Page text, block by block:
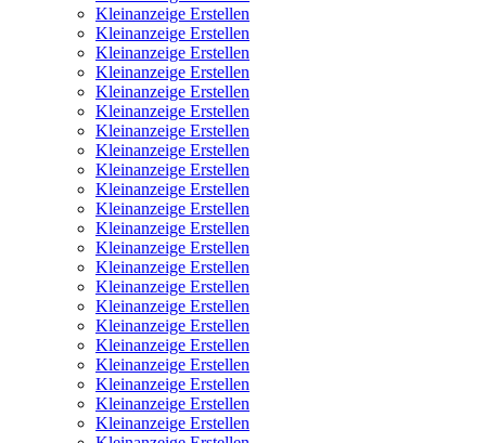
Kleinanzeige Erstellen
Kleinanzeige Erstellen
Kleinanzeige Erstellen
Kleinanzeige Erstellen
Kleinanzeige Erstellen
Kleinanzeige Erstellen
Kleinanzeige Erstellen
Kleinanzeige Erstellen
Kleinanzeige Erstellen
Kleinanzeige Erstellen
Kleinanzeige Erstellen
Kleinanzeige Erstellen
Kleinanzeige Erstellen
Kleinanzeige Erstellen
Kleinanzeige Erstellen
Kleinanzeige Erstellen
Kleinanzeige Erstellen
Kleinanzeige Erstellen
Kleinanzeige Erstellen
Kleinanzeige Erstellen
Kleinanzeige Erstellen
Kleinanzeige Erstellen